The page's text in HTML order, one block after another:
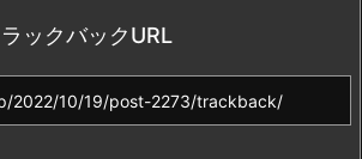
ックバックURL